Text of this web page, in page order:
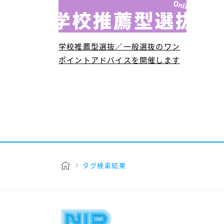
学校推薦型選抜／一般選抜のワン
ポイントアドバイスを開催します
タグ検索結果